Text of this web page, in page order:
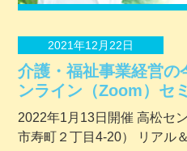
2021年12月22日
介護・福祉事業経営
ンライン（Zoom）セ
2022年1月13日開催 ⾼松セ
市寿町２丁⽬4-20） リアル